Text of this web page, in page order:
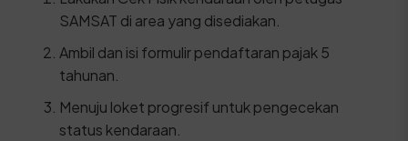
SAMSAT di area yang disediakan.
Ambil dan isi formulir pendaftaran pajak 5
tahunan.
Menuju loket progresif untuk pengecekan
status kendaraan.